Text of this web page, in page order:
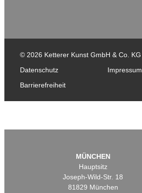
© 2026 Ketterer Kunst GmbH & Co. KG
Datenschutz
Impressum
Barrierefreiheit
MÜNCHEN
Hauptsitz
Joseph-Wild-Str. 18
81829 München